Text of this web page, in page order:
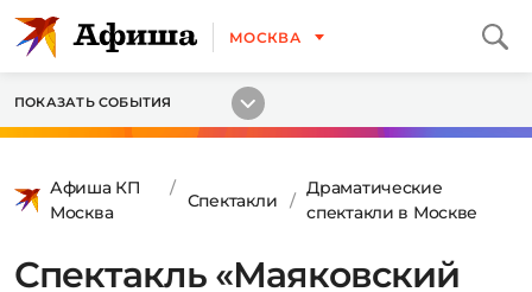
МОСКВА
ПОКАЗАТЬ СОБЫТИЯ
Афиша КП
Москва
Спектакли
Драматические
спектакли в Москве
Спектакль «Маяковский